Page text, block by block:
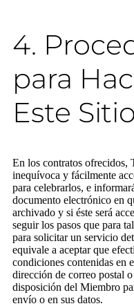
4.
para
Este
En los contratos ofrecidos,
inequívoca y fácilmente
para celebrarlos, e
documento electrónico en
archivado y si éste será
seguir los pasos que para
para solicitar un servicio
equivale a aceptar que
condiciones contenidas en
dirección de correo postal
disposición del Miembro
envío o en sus datos.